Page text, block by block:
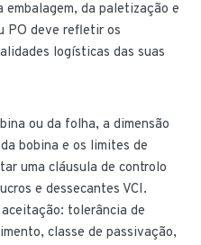
embalagem, da paletização e
PO deve refletir os
logísticas das suas
ou da folha, a dimensão
bobina e os limites de
uma cláusula de controlo
e dessecantes VCI.
tolerância de
classe de passivação,